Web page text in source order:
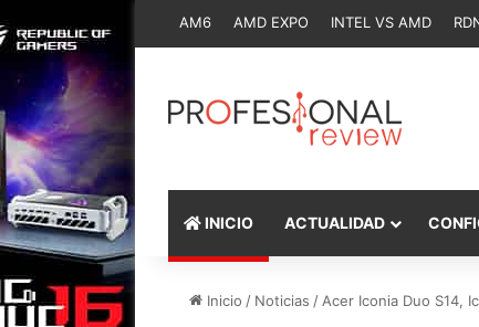
AM6 AMD EXPO INTEL VS AMD
INICIO ACTUALIDAD
Inicio / Noticias / Acer Iconia Duo S14,